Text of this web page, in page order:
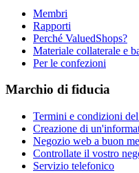
Membri
Rapporti
Perché ValuedShops?
Materiale collaterale e
Per le confezioni
Marchio di fiducia
Termini e condizioni
Creazione di
Negozio web a buon
Controllate il vostro
Servizio telefonico